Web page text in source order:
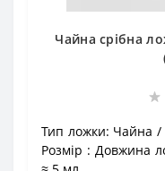
Чайна срібна
Тип ложки: Чайна
Розмір : Довжина